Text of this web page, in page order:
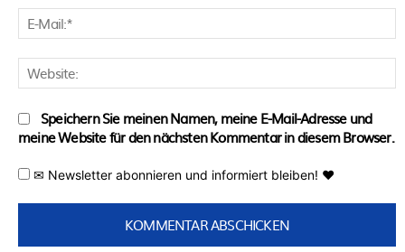
Speichern Sie meinen Namen, meine E-Mail-Adresse und
meine Website für den nächsten Kommentar in diesem Browser.
✉ Newsletter abonnieren und informiert bleiben! ♥